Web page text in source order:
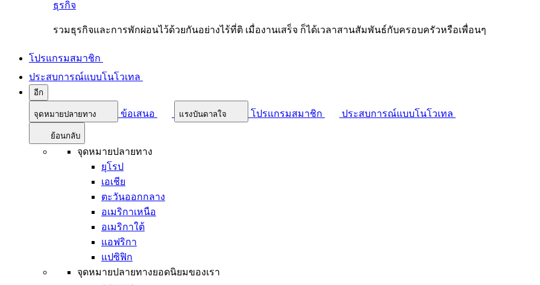
ธุรกิจ
รวมธุรกิจและการพักผ่อนไว้ด้วยกันอย่างไร้ที่ติ เมื่องานเสร็จ ก็ได้เวลาสานสัมพันธ์กับครอบครัวหรือเพื่อนๆ
โปรแกรมสมาชิก
ประสบการณ์แบบโนโวเทล
อีก
จุดหมายปลายทาง ข้อเสนอ แรงบันดาลใจ โปรแกรมสมาชิก ประสบการณ์แบบโนโวเทล
ย้อนกลับ
จุดหมายปลายทาง
ยุโรป
เอเชีย
ตะวันออกกลาง
อเมริกาเหนือ
อเมริกาใต้
แอฟริกา
แปซิฟิก
จุดหมายปลายทางยอดนิยมของเรา